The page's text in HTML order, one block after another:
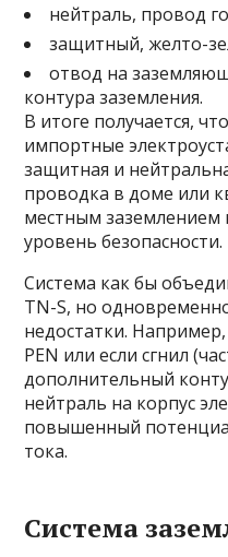
нейтраль, провод
защитный, желто-
отвод на
контура заземления.
В итоге получается,
импортные
защитная и
проводка в доме или
местным заземлением
уровень безопасности.
Система как бы
TN-S, но
недостатки.
PEN или если сгнил
дополнительный
нейтраль на корпус
повышенный
тока.
Система